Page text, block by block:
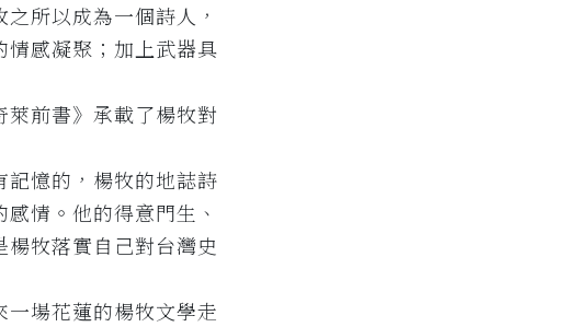
所以成為一個詩人，
感凝聚；加上武器具
前書》承載了楊牧對
憶的，楊牧的地誌詩
情。他的得意門生、
牧落實自己對台灣史
場花蓮的楊牧文學走